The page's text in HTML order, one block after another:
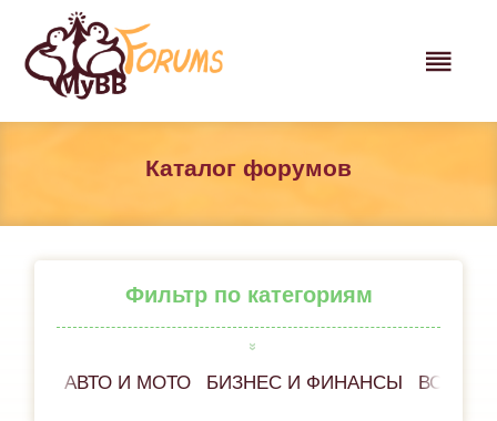
Каталог форумов
Фильтр по категориям
АВТО И МОТО БИЗНЕС И ФИНАНСЫ ВСЁ